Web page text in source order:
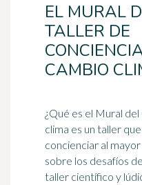
EL MURAL
TALLER DE
CAMBIO
¿Qué es el Mural
clima es un taller
concienciar al
sobre los desafíos del
taller científico y